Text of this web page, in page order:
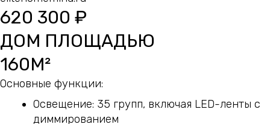
620 300 ₽
ДОМ ПЛОЩАДЬЮ
160М²
Основные функции:
Освещение: 35 групп, включая LED-ленты с
диммированием